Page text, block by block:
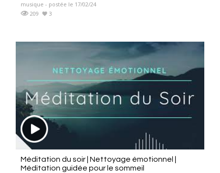
musique - postée le 17/02/24
209
3
Méditation du soir | Nettoyage émotionnel |
Méditation guidée pour le sommeil